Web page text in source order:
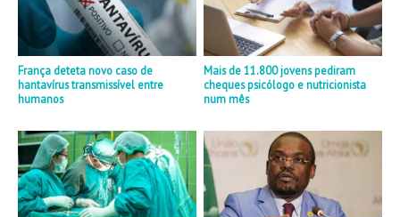
França deteta novo caso de
hantavírus transmissível entre
humanos
Mais de 11.800 jovens pediram
cheques psicólogo e nutricionista
num mês